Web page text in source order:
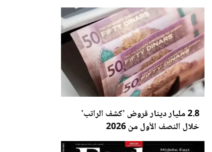
2.8 مليار دينار قروض 'كشف الراتب'
خلال النصف الأول من 2026